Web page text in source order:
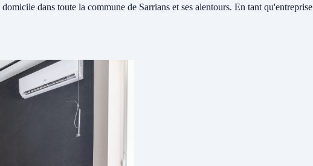
dans toute la commune de Sarrians et ses alentours. En tant qu'entreprise